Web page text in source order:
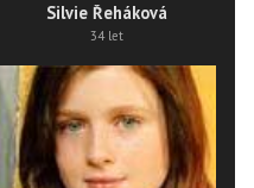
Silvie Řeháková
34 let